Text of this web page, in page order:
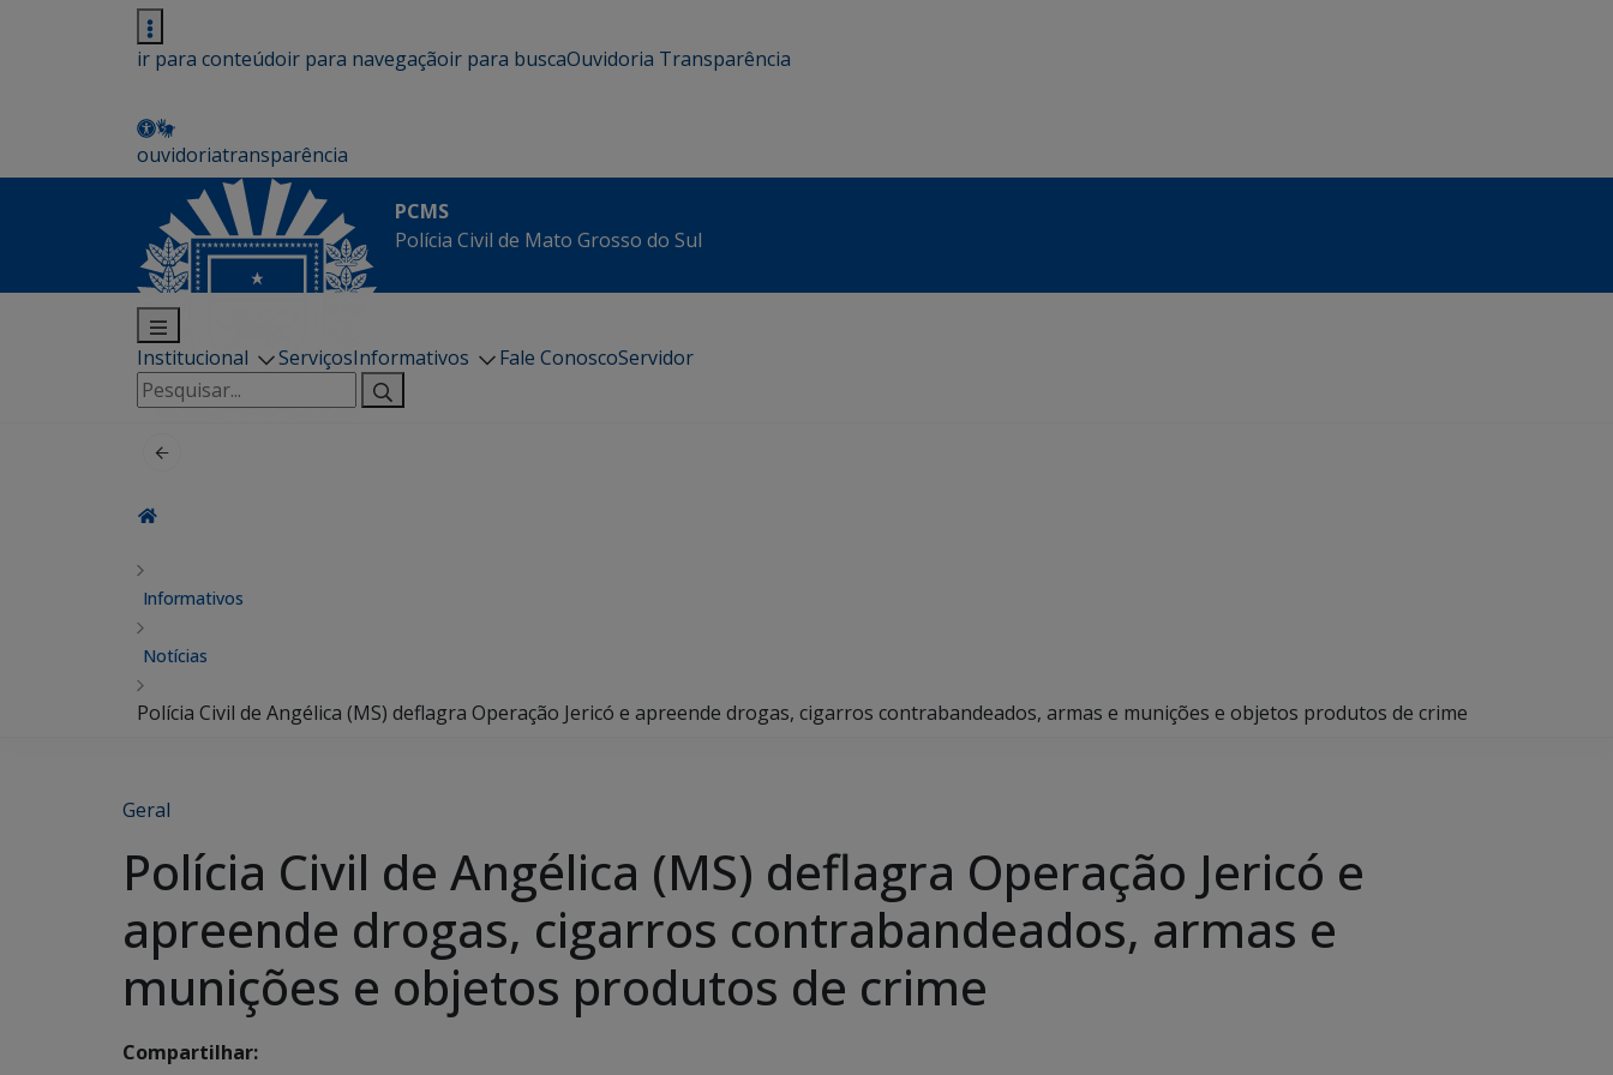
ir para conteúdoir para navegaçãoir para buscaOuvidoria Transparência
ouvidoriatransparência
PCMS
Polícia Civil de Mato Grosso do Sul
Institucional ServiçosInformativos Fale ConoscoServidor
Pesquisar
por:
Informativos
Notícias
Polícia Civil de Angélica (MS) deflagra Operação Jericó e apreende drogas, cigarros contrabandeados, armas e munições e objetos produtos de crime
Geral
Polícia Civil de Angélica (MS) deflagra Operação Jericó e
apreende drogas, cigarros contrabandeados, armas e
munições e objetos produtos de crime
Compartilhar: